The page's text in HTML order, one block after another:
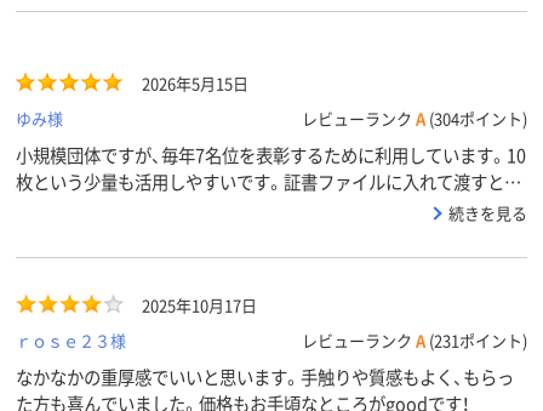
2026年5月15日
ゆみ様
レビューランク A (304ポイント)
小規模団体ですが、毎年7名位を表彰するために利用しています。10
枚という少量も活用しやすいです。証書ファイルに入れて渡すと結
続きを見る
2025年10月17日
ｒｏｓｅ２３様
レビューランク A (231ポイント)
なかなかの重厚感でいいと思います。手触りや質感もよく、もらっ
た方も喜んでいました。価格もお手頃なところがgoodです！